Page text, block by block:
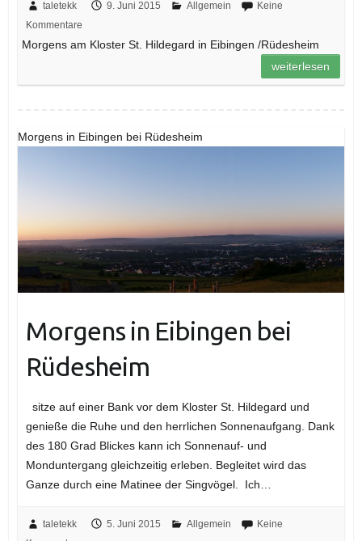
taletekk 9. Juni 2015 Allgemein
Keine
Kommentare
Morgens am Kloster St. Hildegard in Eibingen /Rüdesheim
weiterlesen
Morgens in Eibingen bei Rüdesheim
Morgens in Eibingen bei
Rüdesheim
sitze auf einer Bank vor dem Kloster St. Hildegard und
genieße die Ruhe und den herrlichen Sonnenaufgang. Dank
des 180 Grad Blickes kann ich Sonnenauf- und
Monduntergang gleichzeitig erleben. Begleitet wird das
Ganze durch eine Matinee der Singvögel. Ich…
taletekk 5. Juni 2015 Allgemein
Keine